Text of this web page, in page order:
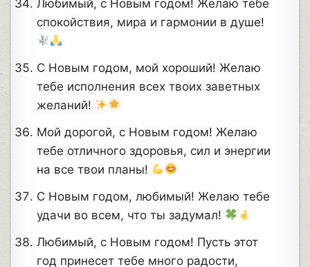
Любимый, с Новым годом! Желаю тебе
спокойствия, мира и гармонии в душе!
С Новым годом, мой хороший! Желаю
тебе исполнения всех твоих заветных
желаний!
Мой дорогой, с Новым годом! Желаю
тебе отличного здоровья, сил и энергии
на все твои планы!
С Новым годом, любимый! Желаю тебе
удачи во всем, что ты задумал!
Любимый, с Новым годом! Пусть этот
год принесет тебе много радости,